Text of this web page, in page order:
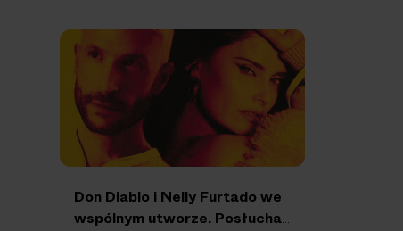
Don Diablo i Nelly Furtado we
wspólnym utworze. Posłuchaj